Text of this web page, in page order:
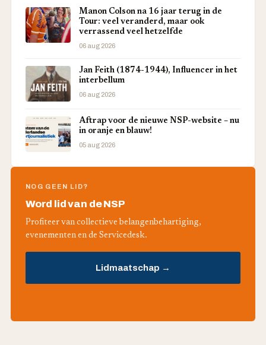
Manon Colson na 16 jaar terug in de
Tour: veel veranderd, maar ook
verrassend veel hetzelfde
06 aug 2026
Jan Feith (1874-1944), Influencer in het
interbellum
06 aug 2026
Aftrap voor de nieuwe NSP-website – nu
in oranje en blauw!
05 aug 2026
NOG GEEN LID?
Word lid van de NSP
Profiteer van collectieve belangenbehartiging,
evenementen en de Servicedesk.
Lidmaatschap →